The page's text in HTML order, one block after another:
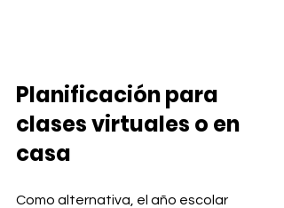
Planificación para
clases virtuales o en
casa
Como alternativa, el año escolar